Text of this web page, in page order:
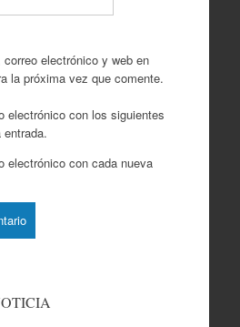
electrónico y web en
la próxima vez que comente.
electrónico con los siguientes
electrónico con cada nueva